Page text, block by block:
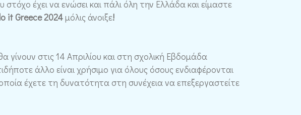
έχει να ενώσει και πάλι όλη την Ελλάδα και είμαστε
it Greece 2024μόλις άνοιξε!
στις 14 Απριλίου και στη σχολική Εβδομάδα
άλλο είναι χρήσιμο για όλους όσους ενδιαφέρονται
έχετε τη δυνατότητα στη συνέχεια να επεξεργαστείτε